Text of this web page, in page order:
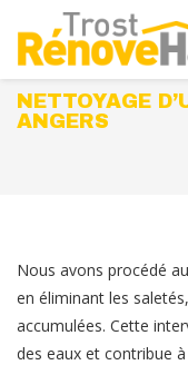
NETTOYAGE
ANGERS
Nous avons procédé
en éliminant les
accumulées. Cette
des eaux et contribue